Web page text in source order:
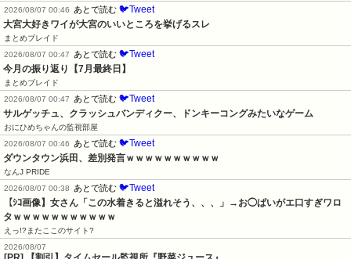
2026/08/07 00:46
あとで読む 🐦Tweet
大宮大好きワイが大宮のいいところを挙げるスレ
まとめブレイド
2026/08/07 00:47
あとで読む 🐦Tweet
今月の振り返り【7月最終日】
まとめブレイド
2026/08/07 00:47
あとで読む 🐦Tweet
サルゲッチュ、クラッシュバンディクー、ドンキーコングみたいなゲーム
おにひめちゃんの監視部屋
2026/08/07 00:46
あとで読む 🐦Tweet
ダウンタウン浜田、差別発言ｗｗｗｗｗｗｗｗｗｗ
なんJ PRIDE
2026/08/07 00:38
あとで読む 🐦Tweet
【ｼｺ画像】女さん「この水着きると溢れそう、、、」→お◯ぱいがエ口すぎワロ
タｗｗｗｗｗｗｗｗｗｗｗ
えっ!?またここのサイト?
2026/08/07